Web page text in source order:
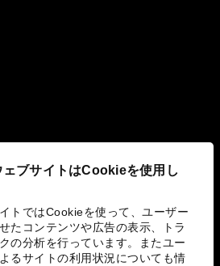
ェブサイトはCookieを使用し
トではCookieを使って、ユーザー
たコンテンツや広告の表示、トラ
の分析を行っています。またユー
るサイトの利用状況についても情
り組み